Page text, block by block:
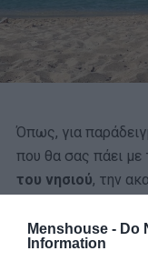
Menshouse - Do
Information
Όπως, για
που θα σας πάει με
του νησιού, την
προσβάσιμες με
διαθέτεις